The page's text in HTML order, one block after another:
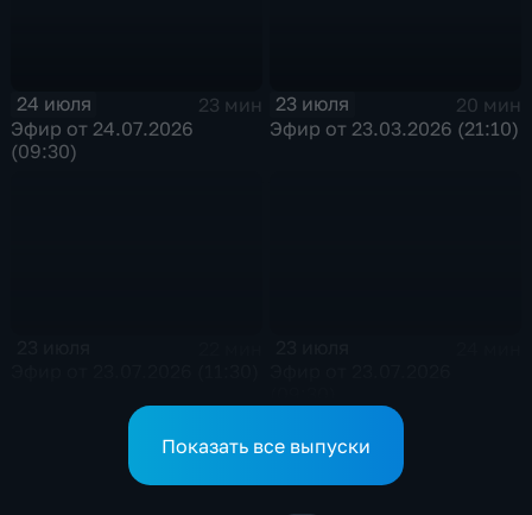
24 июля
23 мин
Эфир от 24.07.2026
(09:30)
23 июля
20 мин
Эфир от 23.03.2026 (21:10)
Показать все выпуски